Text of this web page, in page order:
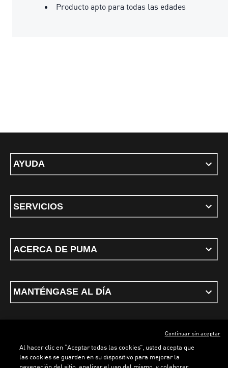
Producto apto para todas las edades
AYUDA
SERVICIOS
ACERCA DE PUMA
MANTÉNGASE AL DÍA
ESPAÑOL
Al hacer clic en “Aceptar todas las cookies”, usted acepta que
las cookies se guarden en su dispositivo para mejorar la
Continuar sin aceptar